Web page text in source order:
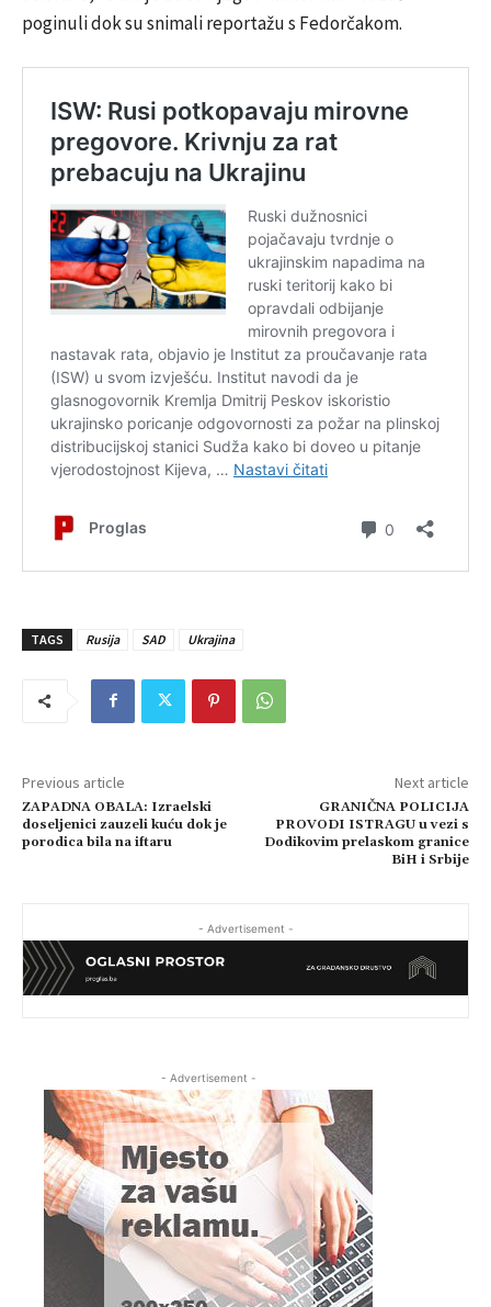
poginuli dok su snimali reportažu s Fedorčakom.
TAGS Rusija SAD Ukrajina
Previous article
ZAPADNA OBALA: Izraelski
doseljenici zauzeli kuću dok je
porodica bila na iftaru
Next article
GRANIČNA POLICIJA
PROVODI ISTRAGU u vezi s
Dodikovim prelaskom granice
BiH i Srbije
- Advertisement -
- Advertisement -